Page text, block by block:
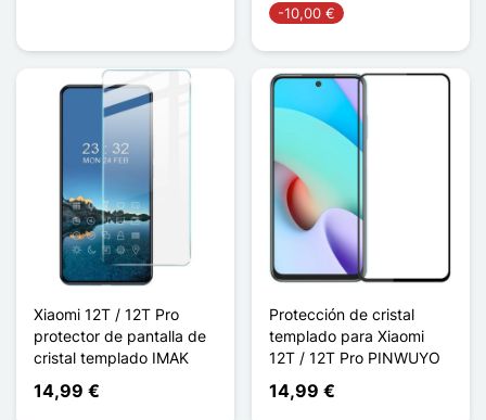
-10,00 €
Xiaomi 12T / 12T Pro
protector de pantalla de
cristal templado IMAK
14,99 €
Protección de cristal
templado para Xiaomi
12T / 12T Pro PINWUYO
14,99 €